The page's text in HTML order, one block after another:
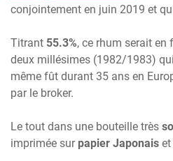
conjointement en juin 2019 et
Titrant 55.3%, ce rhum serait
deux millésimes (1982/1983)
même fût durant 35 ans en
par le broker.
Le tout dans une bouteille très
imprimée sur papier Japonais